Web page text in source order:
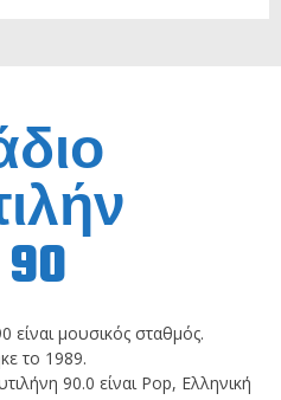
είναι μουσικός σταθμός.
το 1989.
90.0 είναι Pop, Ελληνική